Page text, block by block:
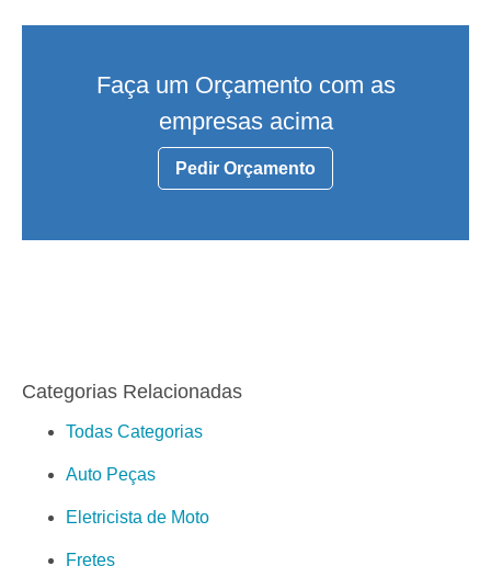
Faça um Orçamento com as
empresas acima
Pedir Orçamento
Categorias Relacionadas
Todas Categorias
Auto Peças
Eletricista de Moto
Fretes